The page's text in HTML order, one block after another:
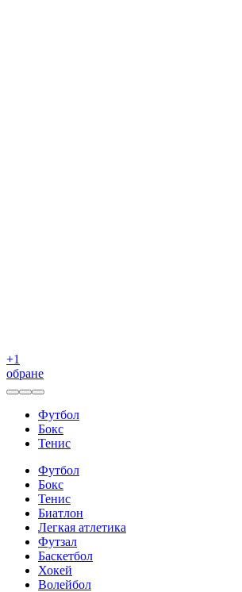
+1
обране
Футбол
Бокс
Тенис
Футбол
Бокс
Тенис
Биатлон
Легкая атлетика
Футзал
Баскетбол
Хокей
Волейбол